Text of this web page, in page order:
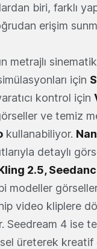
biri, farklı
erişim
metrajlı
için
kontrol için
ve temiz
kullanabiliyor.
detaylı
2.5,
modeller
video kliplere
Seedream 4 ise
üreterek kreatif